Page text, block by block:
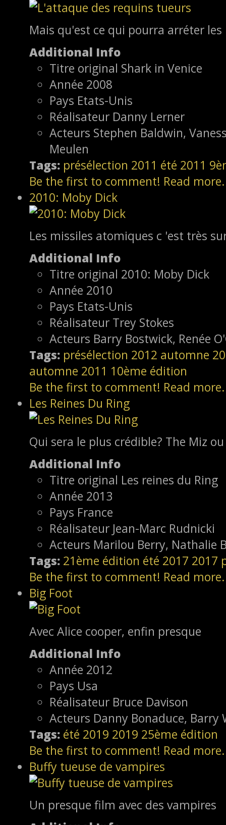
Mais qu'est ce qui pourra arréter
Additional Info
Titre original Shark in Venice
Année 2008
Pays Etats-Unis
Réalisateur Danny Lerner
Acteurs Stephen Baldwin,
Meulen
Tags: présélection 2011 été 2011
Be the first to comment! Read
2010: Moby Dick
Les missiles atomiques c 'est très
Additional Info
Titre original 2010: Moby Dick
Année 2010
Pays Etats-Unis
Réalisateur Trey Stokes
Acteurs Barry Bostwick, Renée
Tags: présélection 2012 automne
automne 2011 10ème édition
Be the first to comment! Read
Les Reines Du Ring
Qui sera le plus crédible? The Miz
Additional Info
Titre original Les reines du Ring
Année 2013
Pays France
Réalisateur Jean-Marc Rudnicki
Acteurs Marilou Berry, Nathalie
Tags: 21ème édition été 2017 2017
Be the first to comment! Read
Big Foot
Avec Alice cooper, enfin presque
Additional Info
Année 2012
Pays Usa
Réalisateur Bruce Davison
Acteurs Danny Bonaduce, Barry
Tags: été 2019 2019 25ème édition
Be the first to comment! Read
Buffy tueuse de vampires
Un presque film avec des vampires